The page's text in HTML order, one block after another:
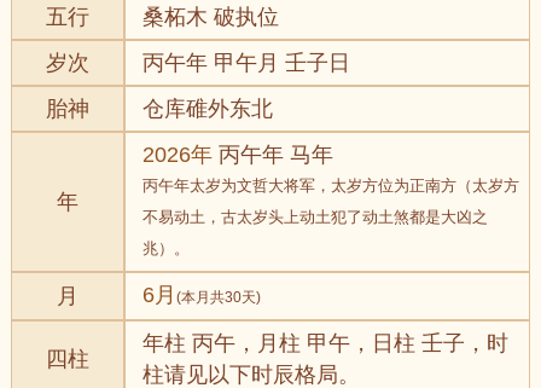
五行
桑柘木 破执位
岁次
丙午年 甲午月 壬子日
胎神
仓库碓外东北
年
2026年 丙午年 马年
丙午年太岁为文哲大将军，太岁方位为正南方（太岁方
不易动土，古太岁头上动土犯了动土煞都是大凶之
兆）。
月 6月(本月共30天)
四柱
年柱 丙午，月柱 甲午，日柱 壬子，时
柱请见以下时辰格局。